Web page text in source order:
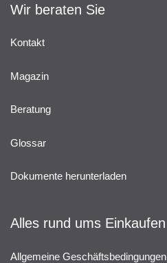
Wir beraten Sie
Kontakt
Magazin
Beratung
Glossar
Dokumente herunterladen
Alles rund ums Einkaufen
Allgemeine Geschäftsbedingungen